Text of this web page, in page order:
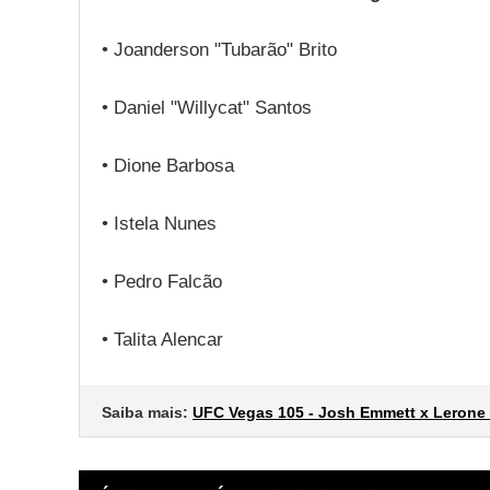
• Joanderson "Tubarão" Brito
• Daniel "Willycat" Santos
• Dione Barbosa
• Istela Nunes
• Pedro Falcão
• Talita Alencar
Saiba mais: UFC Vegas 105 - Josh Emmett x